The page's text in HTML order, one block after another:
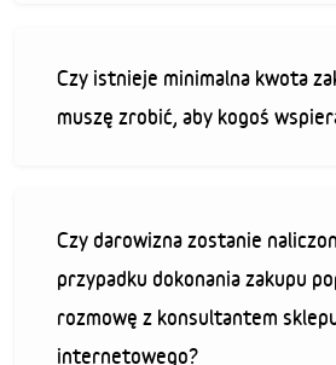
Czy istnieje minimalna kwota
muszę zrobić, aby kogoś
Czy darowizna zostanie
przypadku dokonania zakupu
rozmowę z konsultantem
internetowego?